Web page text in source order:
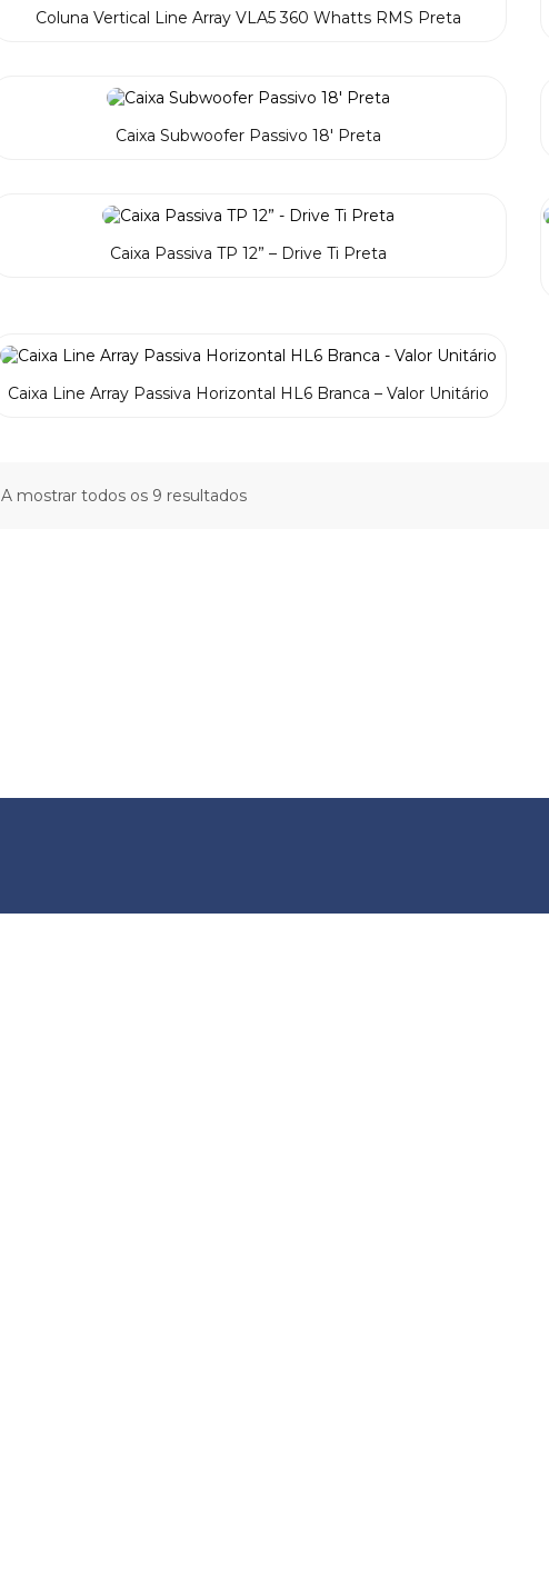
Coluna Vertical Line Array VLA5 360 Whatts RMS Preta
Caixa Subwoofer Passivo 18′ Preta
Caixa Passiva TP 12” – Drive Ti Preta
Caixa Line Array Passiva Horizontal HL6 Branca – Valor Unitário
A mostrar todos os 9 resultados